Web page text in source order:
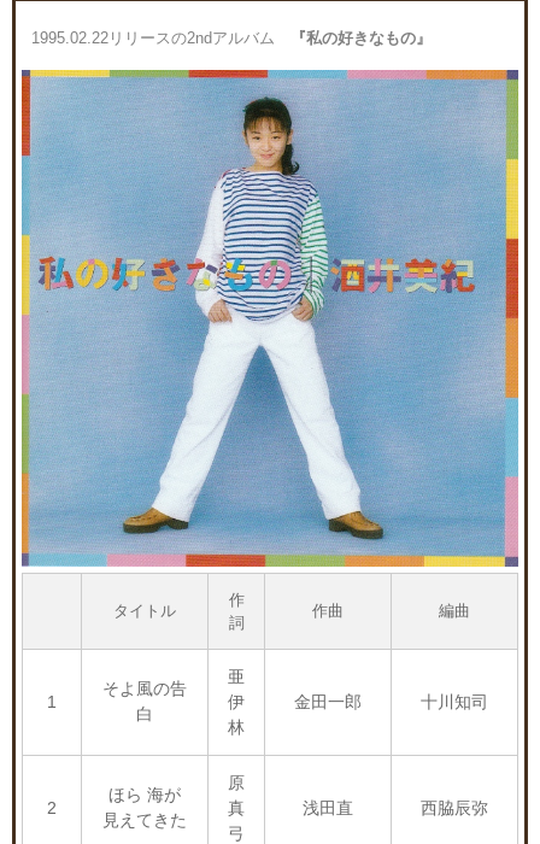
1995.02.22リリースの2ndアルバム 『私の好きなもの』
タイトル
作
詞
作曲 編曲
1
そよ風の告
白
亜
伊
林
金田一郎 十川知司
2
ほら 海が
見えてきた
原
真
弓
浅田直 西脇辰弥